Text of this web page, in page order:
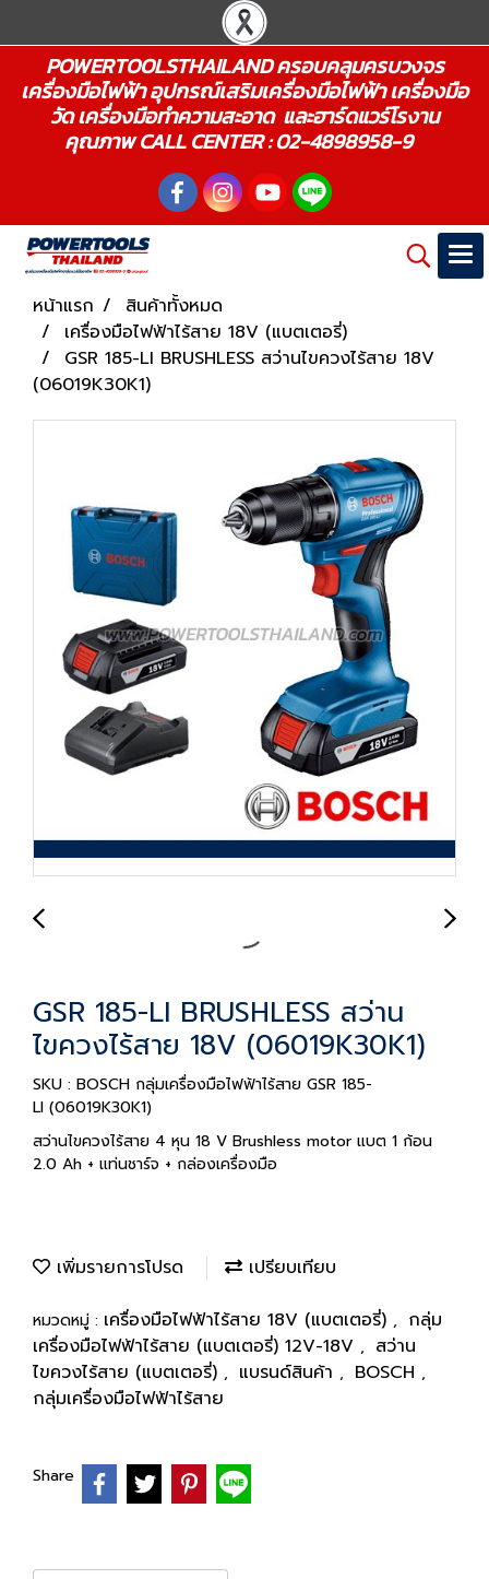
POWERTOOLSTHAILAND ครอบคลุมครบวงจร
เครื่องมือไฟฟ้า อุปกรณ์เสริมเครื่องมือไฟฟ้า เครื่องมือ
วัด เครื่องมือทำความสะอาด และฮาร์ดแวร์โรงาน
คุณภาพ CALL CENTER : 02-4898958-9
หน้าแรก
สินค้าทั้งหมด
เครื่องมือไฟฟ้าไร้สาย 18V (แบตเตอรี่)
GSR 185-LI BRUSHLESS สว่านไขควงไร้สาย 18V
(06019K30K1)
GSR 185-LI BRUSHLESS สว่าน
ไขควงไร้สาย 18V (06019K30K1)
SKU : BOSCH กลุ่มเครื่องมือไฟฟ้าไร้สาย GSR 185-
LI (06019K30K1)
สว่านไขควงไร้สาย 4 หุน 18 V Brushless motor แบต 1 ก้อน
2.0 Ah + แท่นชาร์จ + กล่องเครื่องมือ
เพิ่มรายการโปรด เปรียบเทียบ
หมวดหมู่ : เครื่องมือไฟฟ้าไร้สาย 18V (แบตเตอรี่) , กลุ่ม
เครื่องมือไฟฟ้าไร้สาย (แบตเตอรี่) 12V-18V , สว่าน
ไขควงไร้สาย (แบตเตอรี่) , แบรนด์สินค้า , BOSCH ,
กลุ่มเครื่องมือไฟฟ้าไร้สาย
Share